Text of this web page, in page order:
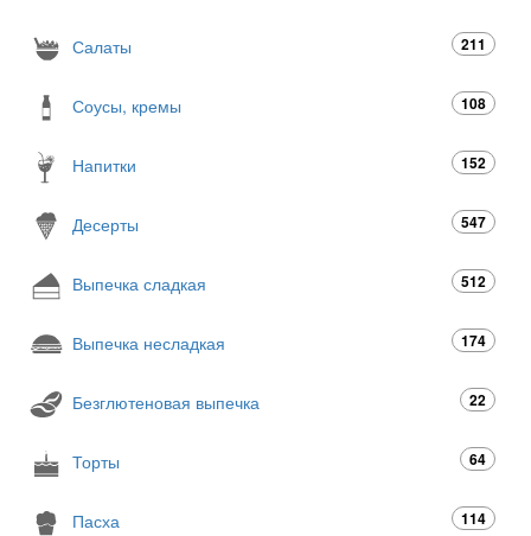
Салаты 211
Соусы, кремы 108
Напитки 152
Десерты 547
Выпечка сладкая 512
Выпечка несладкая 174
Безглютеновая выпечка 22
Торты 64
Пасха 114